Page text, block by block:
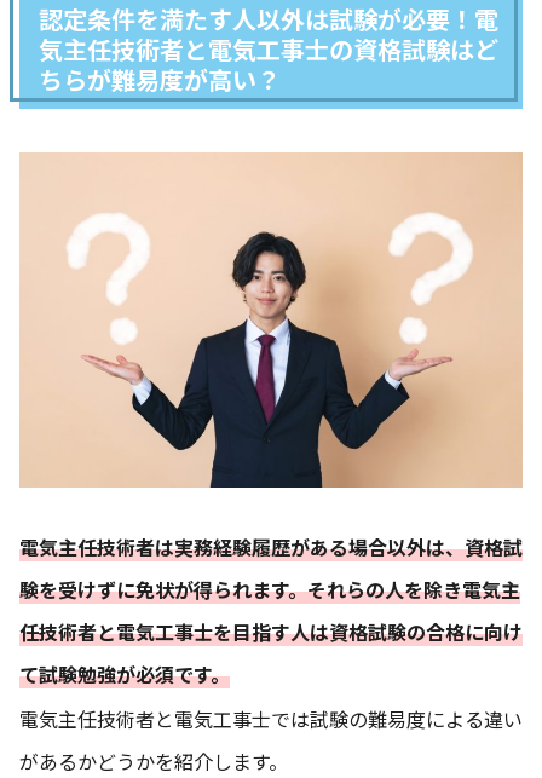
認定条件を満たす人以外は試験が必要！電
気主任技術者と電気工事士の資格試験はど
ちらが難易度が高い？
電気主任技術者は実務経験履歴がある場合以外は、資格試
験を受けずに免状が得られます。それらの人を除き電気主
任技術者と電気工事士を目指す人は資格試験の合格に向け
て試験勉強が必須です。
電気主任技術者と電気工事士では試験の難易度による違い
があるかどうかを紹介します。